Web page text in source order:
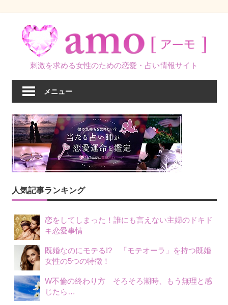
刺激を求める女性のための恋愛・占い情報サイト
メニュー
人気記事ランキング
恋をしてしまった！誰にも言えない主婦のドキド
キ恋愛事情
既婚なのにモテる!? 「モテオーラ」を持つ既婚
女性の5つの特徴！
W不倫の終わり方 そろそろ潮時、もう無理と感
じたら…